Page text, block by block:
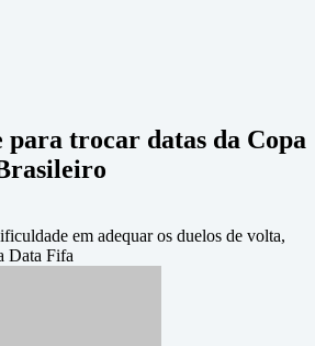
para trocar datas da Copa
em adequar os duelos de volta,
Data Fifa